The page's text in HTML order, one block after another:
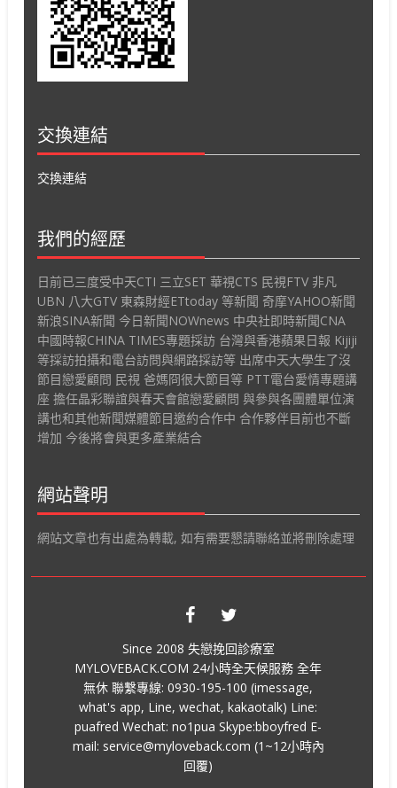
交換連結
交換連結
我們的經歷
日前已三度受中天CTI 三立SET 華視CTS 民視FTV 非凡
UBN 八大GTV 東森財經ETtoday 等新聞 奇摩YAHOO新聞
新浪SINA新聞 今日新聞NOWnews 中央社即時新聞CNA
中國時報CHINA TIMES專題採訪 台灣與香港蘋果日報 Kijiji
等採訪拍攝和電台訪問與網路採訪等 出席中天大學生了沒
節目戀愛顧問 民視 爸媽冏很大節目等 PTT電台愛情專題講
座 擔任晶彩聯誼與春天會館戀愛顧問 與參與各團體單位演
講也和其他新聞媒體節目邀約合作中 合作夥伴目前也不斷
增加 今後將會與更多產業結合
網站聲明
網站文章也有出處為轉載, 如有需要懇請聯絡並將刪除處理
Since 2008 失戀挽回診療室
MYLOVEBACK.COM 24小時全天候服務 全年
無休 聯繫專線: 0930-195-100 (imessage,
what's app, Line, wechat, kakaotalk) Line:
puafred Wechat: no1pua Skype:bboyfred E-
mail: service@myloveback.com (1~12小時內
回覆)